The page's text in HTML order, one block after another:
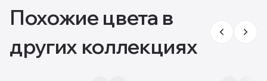
Похожие цвета в
других коллекциях
5.05 мм 5.05 мм